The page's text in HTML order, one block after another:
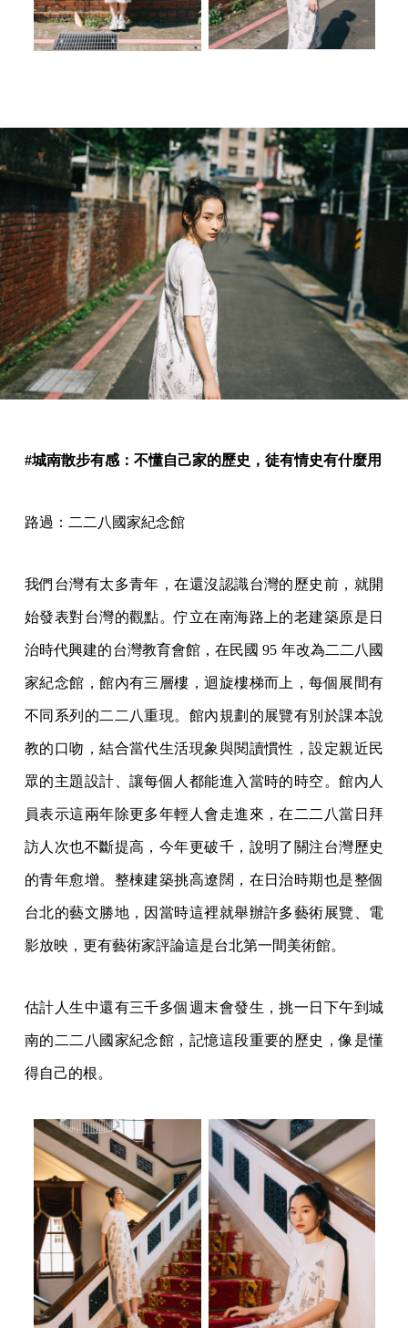
#城南散步有感：不懂自己家的歷史，徒有情史有什麼用
路過：二二八國家紀念館
我們台灣有太多青年，在還沒認識台灣的歷史前，就開
始發表對台灣的觀點。佇立在南海路上的老建築原是日
治時代興建的台灣教育會館，在民國 95 年改為二二八國
家紀念館，館內有三層樓，迴旋樓梯而上，每個展間有
不同系列的二二八重現。館內規劃的展覽有別於課本說
教的口吻，結合當代生活現象與閱讀慣性，設定親近民
眾的主題設計、讓每個人都能進入當時的時空。館內人
員表示這兩年除更多年輕人會走進來，在二二八當日拜
訪人次也不斷提高，今年更破千，說明了關注台灣歷史
的青年愈增。整棟建築挑高遼闊，在日治時期也是整個
台北的藝文勝地，因當時這裡就舉辦許多藝術展覽、電
影放映，更有藝術家評論這是台北第一間美術館。
估計人生中還有三千多個週末會發生，挑一日下午到城
南的二二八國家紀念館，記憶這段重要的歷史，像是懂
得自己的根。